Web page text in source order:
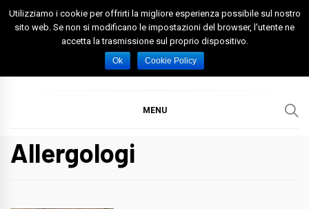
Skip
Spazio Foggia
Foggia News Calcio Eventi e Attività nella Capitanata
MENU
Allergologi
Utilizziamo i cookie per offrirti la migliore esperienza possibile sul nostro
sito web. Se non si modificano le impostazioni del browser, l'utente ne
accetta la trasmissione sul proprio dispositivo.
Ok Cookie Policy